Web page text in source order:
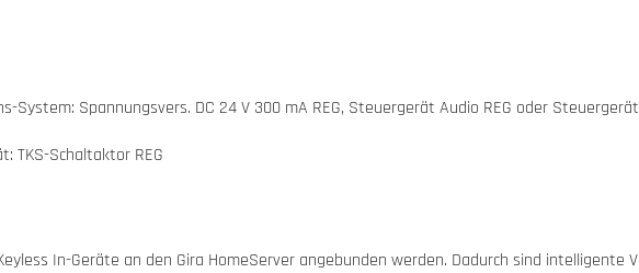
System: Spannungsvers. DC 24 V 300 mA REG, Steuergerät Audio REG oder Steuergerät
TKS-Schaltaktor REG
In-Geräte an den Gira HomeServer angebunden werden. Dadurch sind